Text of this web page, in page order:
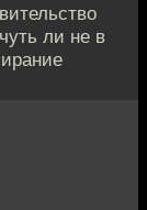
ли не в